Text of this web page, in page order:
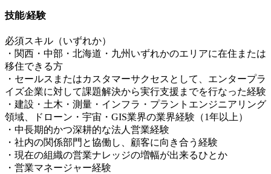
技能/経験
必須スキル（いずれか）
・関西・中部・北海道・九州いずれかのエリアに在住または
移住できる方
・セールスまたはカスタマーサクセスとして、エンタープラ
イズ企業に対して課題解決から実行支援までを行なった経験
・建設・土木・測量・インフラ・プラントエンジニアリング
領域、ドローン・宇宙・GIS業界の業界経験（1年以上）
・中長期的かつ深耕的な法人営業経験
・社内の関係部門と協働し、顧客に向き合う経験
・現在の組織の営業ナレッジの増幅が出来るひとか
・営業マネージャー経験